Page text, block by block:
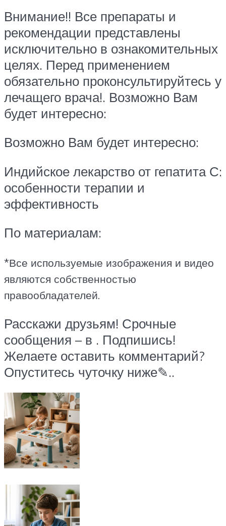
Внимание!! Все препараты и
рекомендации представлены
исключительно в ознакомительных
целях. Перед применением
обязательно проконсультируйтесь у
лечащего врача!. Возможно Вам
будет интересно:
Возможно Вам будет интересно:
Индийское лекарство от гепатита С:
особенности терапии и
эффективность
По материалам:
*Все используемые изображения и видео
являются собственностью
правообладателей.
Расскажи друзьям! Срочные
сообщения – в . Подпишись!
Желаете оставить комментарий?
Опуститесь чуточку ниже✎..